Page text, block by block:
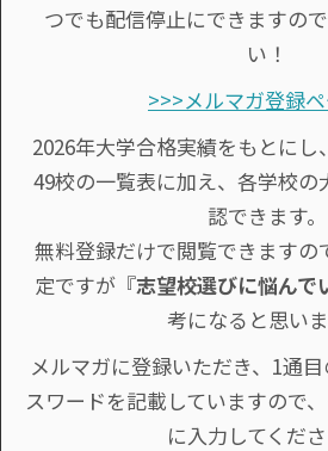
つでも配信停止にできますの
い！
>>>メルマガ登録
2026年大学合格実績をもとにし
49校の一覧表に加え、各学校
認できます。
無料登録だけで閲覧できますの
定ですが『志望校選びに悩んで
考になると思いま
メルマガに登録いただき、1通
スワードを記載していますので
に入力してくださ